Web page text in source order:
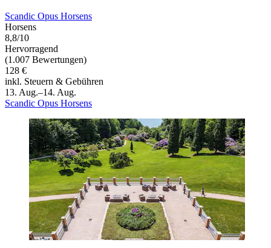
Scandic Opus Horsens
Horsens
8,8/10
Hervorragend
(1.007 Bewertungen)
128 €
inkl. Steuern & Gebühren
13. Aug.–14. Aug.
Scandic Opus Horsens